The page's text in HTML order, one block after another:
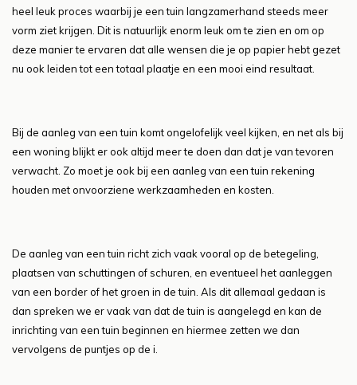
heel leuk proces waarbij je een tuin langzamerhand steeds meer
vorm ziet krijgen. Dit is natuurlijk enorm leuk om te zien en om op
deze manier te ervaren dat alle wensen die je op papier hebt gezet
nu ook leiden tot een totaal plaatje en een mooi eind resultaat.
Bij de aanleg van een tuin komt ongelofelijk veel kijken, en net als bij
een woning blijkt er ook altijd meer te doen dan dat je van tevoren
verwacht. Zo moet je ook bij een aanleg van een tuin rekening
houden met onvoorziene werkzaamheden en kosten.
De aanleg van een tuin richt zich vaak vooral op de betegeling,
plaatsen van schuttingen of schuren, en eventueel het aanleggen
van een border of het groen in de tuin. Als dit allemaal gedaan is
dan spreken we er vaak van dat de tuin is aangelegd en kan de
inrichting van een tuin beginnen en hiermee zetten we dan
vervolgens de puntjes op de i.